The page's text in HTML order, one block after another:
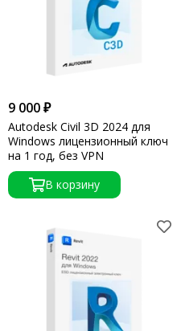
9 000 ₽
Autodesk Civil 3D 2024 для
Windows лицензионный ключ
на 1 год, без VPN
В корзину